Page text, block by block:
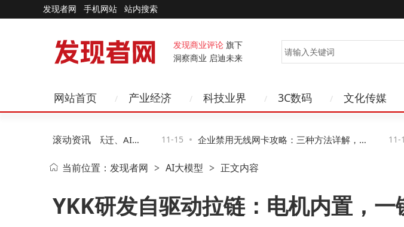
发现者网 手机网站 站内搜索
发现商业评论旗下
洞察商业 启迪未来
网站首页 产业经济 科技业界 3C数码 文化传媒
滚动资讯
技新图景：智能硬件跃迁、AI赋 11-15 企业禁用无线网卡攻略：三种方法详解，第
二种助企业高效管控风险
11-15
当前位置： 发现者网 > AI大模型 > 正文内容
YKK研发自驱动拉链：电机内置，